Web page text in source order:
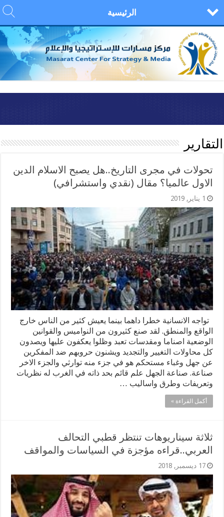
التقارير
تحولات في مجرى التاريخ..هل يصبح الاسلام الدين
الاول عالميا؟ مقال (نقدي واستشرافي)
1 يناير, 2019
تواجه الانسانية خطرا داهما بينما يعيش كثير من الناس خارج
الواقع والمنطق. لقد صنع كثيرون من النواميس والقوانين
الوضعية اصناما ومقدسات تعبد وظلوا يعكفون عليها ويصدون
كل محاولات التغيير والتجديد ويشنون حروبهم ضد المفكرين
عن جهل وغباء مستحكم هو في جزء منه توارثي والجزء الاخر
صناعة. صناعة الجهل علم قائم بحد ذاته في الغرب له نظريات
وتعريفات وطرق واساليب …
أكمل القراءة »
ثلاثة سيناريوهات تنتظر قطبي التحالف
العربي..قراءه مؤجزة في السياسات والمواقف
17 ديسمبر, 2018
الرئيسية